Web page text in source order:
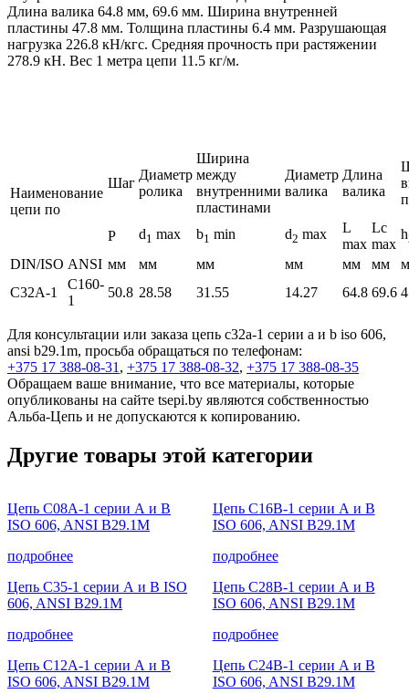
Длина валика 64.8 мм, 69.6 мм. Ширина внутренней
пластины 47.8 мм. Толщина пластины 6.4 мм. Разрушающая
нагрузка 226.8 кН/кгс. Средняя прочность при растяжении
278.9 кН. Вес 1 метра цепи 11.5 кг/м.
Наименование
цепи по
Шаг
Диаметр
ролика
Ширина
между
внутренними
пластинами
Диаметр
валика
Длина
валика
P d1 max b1 min d2 max
L
max
Lc
max
h
DIN/ISO ANSI мм мм мм мм мм мм
C32A-1
C160-
1
50.8 28.58 31.55 14.27 64.8 69.6
Для консультации или заказа цепь c32a-1 серии а и b iso 606,
ansi b29.1m, просьба обращаться по телефонам:
+375 17 388-08-31 , +375 17 388-08-32, +375 17 388-08-35
Обращаем ваше внимание, что все материалы, которые
опубликованы на сайте tsepi.by являются собственностью
Альба-Цепь и не допускаются к копированию.
Другие товары этой категории
Цепь C08A-1 серии А и B
ISO 606, ANSI B29.1M
подробнее
Цепь C16B-1 серии А и B
ISO 606, ANSI B29.1M
подробнее
Цепь C35-1 серии А и B ISO
606, ANSI B29.1M
подробнее
Цепь C28B-1 серии А и B
ISO 606, ANSI B29.1M
подробнее
Цепь C12A-1 серии А и B
ISO 606, ANSI B29.1M
Цепь C24B-1 серии А и B
ISO 606, ANSI B29.1M